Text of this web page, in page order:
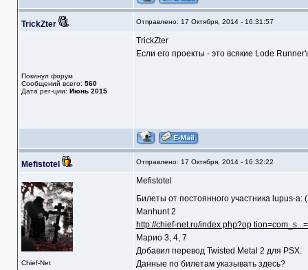
TrickZter Отправлено: 17 Октября, 2014 - 16:31:57
Покинул форум
Сообщений всего: 560
Дата рег-ции: Июнь 2015
TrickZter
Если его проекты - это всякие Lode
Mefistotel Отправлено: 17 Октября, 2014 - 16:32:22
Chief-Net
Mefistotel
Билеты от постоянного участника lupus-a: (
Manhunt 2
http://chief-net.ru/index.php?op
Марио 3, 4, 7
Добавил перевод Twisted Metal 2 для PSX.
Данные по билетам указывать здесь?